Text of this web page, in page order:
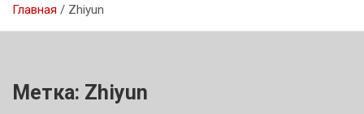
Главная Zhiyun
Метка: Zhiyun